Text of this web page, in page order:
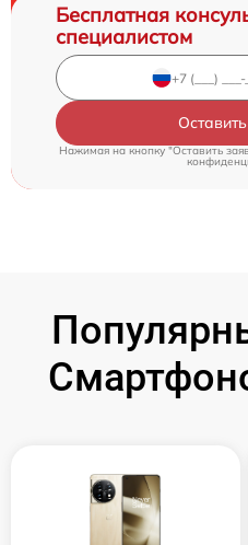
Бесплатная
специалистом
Нажимая на кнопку "Оставить